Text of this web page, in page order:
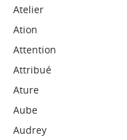
Atelier
Ation
Attention
Attribué
Ature
Aube
Audrey